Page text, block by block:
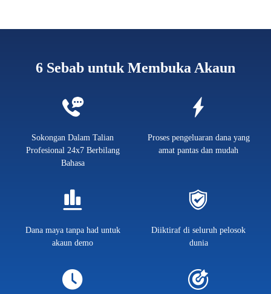
6 Sebab untuk Membuka Akaun
Sokongan Dalam Talian
Profesional 24x7 Berbilang
Bahasa
Proses pengeluaran dana yang
amat pantas dan mudah
Dana maya tanpa had untuk
akaun demo
Diiktiraf di seluruh pelosok
dunia